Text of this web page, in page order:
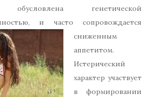
обусловлена генетической
и часто сопровождается
сниженным
аппетитом.
Истерический
характер участвует
в формировании